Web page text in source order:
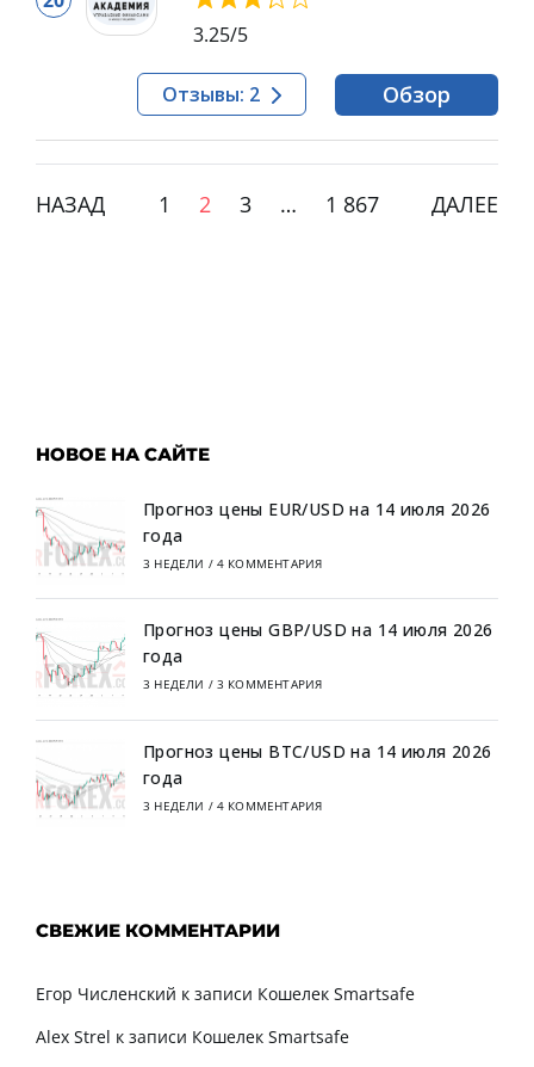
3.25/5
Отзывы: 2 Обзор
НАЗАД 1 2 3 … 1 867 ДАЛЕЕ
НОВОЕ НА САЙТЕ
Прогноз цены EUR/USD на 14 июля 2026
года
3 НЕДЕЛИ / 4 КОММЕНТАРИЯ
Прогноз цены GBP/USD на 14 июля 2026
года
3 НЕДЕЛИ / 3 КОММЕНТАРИЯ
Прогноз цены BTC/USD на 14 июля 2026
года
3 НЕДЕЛИ / 4 КОММЕНТАРИЯ
СВЕЖИЕ КОММЕНТАРИИ
Егор Численский к записи Кошелек Smartsafe
Alex Strel к записи Кошелек Smartsafe